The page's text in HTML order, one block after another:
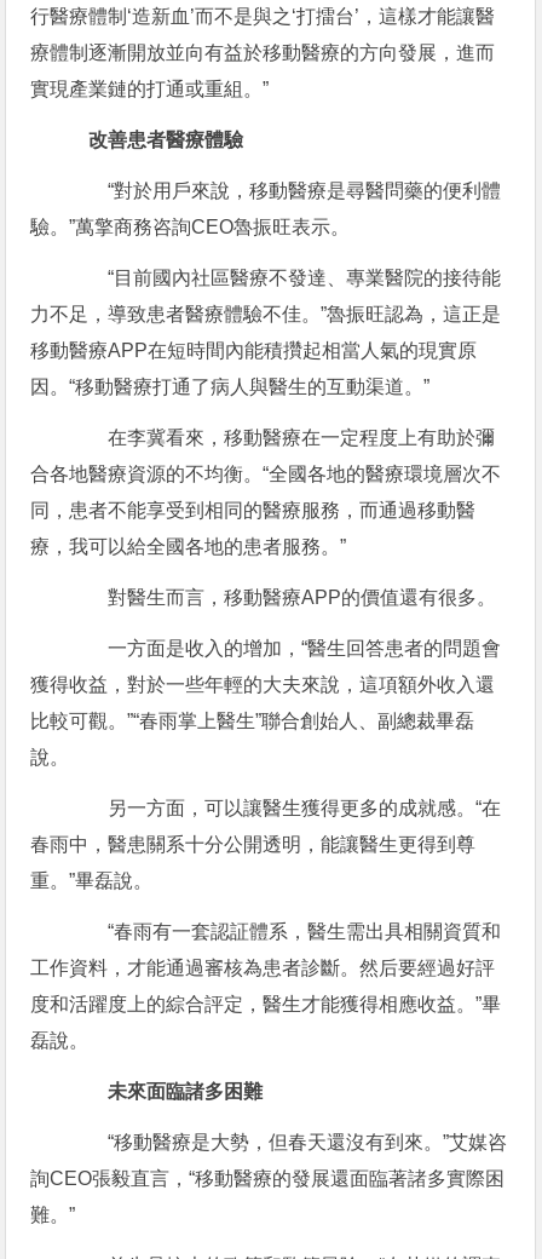
行醫療體制‘造新血’而不是與之‘打擂台’，這樣才能讓醫
療體制逐漸開放並向有益於移動醫療的方向發展，進而
實現產業鏈的打通或重組。”
改善患者醫療體驗
“對於用戶來說，移動醫療是尋醫問藥的便利體
驗。”萬擎商務咨詢CEO魯振旺表示。
“目前國內社區醫療不發達、專業醫院的接待能
力不足，導致患者醫療體驗不佳。”魯振旺認為，這正是
移動醫療APP在短時間內能積攢起相當人氣的現實原
因。“移動醫療打通了病人與醫生的互動渠道。”
在李冀看來，移動醫療在一定程度上有助於彌
合各地醫療資源的不均衡。“全國各地的醫療環境層次不
同，患者不能享受到相同的醫療服務，而通過移動醫
療，我可以給全國各地的患者服務。”
對醫生而言，移動醫療APP的價值還有很多。
一方面是收入的增加，“醫生回答患者的問題會
獲得收益，對於一些年輕的大夫來說，這項額外收入還
比較可觀。”“春雨掌上醫生”聯合創始人、副總裁畢磊
說。
另一方面，可以讓醫生獲得更多的成就感。“在
春雨中，醫患關系十分公開透明，能讓醫生更得到尊
重。”畢磊說。
“春雨有一套認証體系，醫生需出具相關資質和
工作資料，才能通過審核為患者診斷。然后要經過好評
度和活躍度上的綜合評定，醫生才能獲得相應收益。”畢
磊說。
未來面臨諸多困難
“移動醫療是大勢，但春天還沒有到來。”艾媒咨
詢CEO張毅直言，“移動醫療的發展還面臨著諸多實際困
難。”